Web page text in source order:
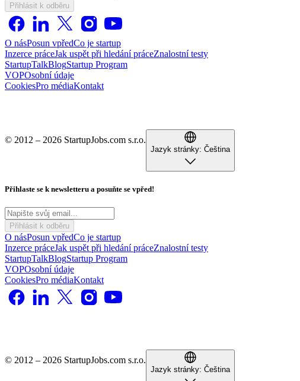
Přihlásit k odběru
O násPosun vpředCo je startup
Inzerce práceJak uspět při hledání práceZnalostní testy
StartupTalkBlogStartup Program
VOPOsobní údaje
CookiesPro médiaKontakt
© 2012 – 2026 StartupJobs.com s.r.o.
Jazyk stránky: Čeština
Přihlaste se k newsletteru a posuňte se vpřed!
Přihlásit k odběru
O násPosun vpředCo je startup
Inzerce práceJak uspět při hledání práceZnalostní testy
StartupTalkBlogStartup Program
VOPOsobní údaje
CookiesPro médiaKontakt
© 2012 – 2026 StartupJobs.com s.r.o.
Jazyk stránky: Čeština